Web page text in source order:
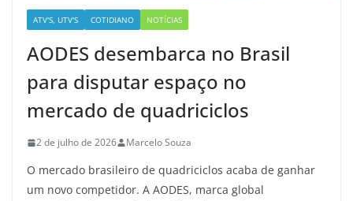
ATV'S, UTV'S COTIDIANO NOTÍCIAS
AODES desembarca no Brasil
para disputar espaço no
mercado de quadriciclos
2 de julho de 2026 Marcelo Souza
O mercado brasileiro de quadriciclos acaba de ganhar
um novo competidor. A AODES, marca global